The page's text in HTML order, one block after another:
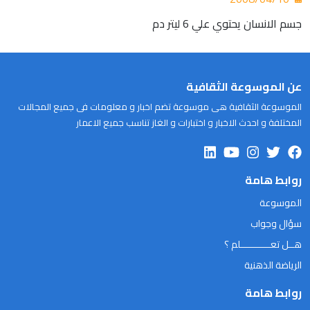
جسم الانسان يحتوي علي 6 ليتر دم
عن الموسوعة الثقافية
الموسوعة الثقافية هى موسوعة تضم اخبار و معلومات فى جميع المجالات
المختلفة و احدث الاخبار و اختبارات و الغاز تناسب جميع الاعمار
روابط هامة
الموسوعة
سؤال وجواب
هــل تعـــــــــــلم ؟
الرياضة الذهنية
روابط هامة